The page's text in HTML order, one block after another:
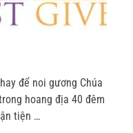
để noi gương Chúa
hoang địa 40 đêm
tiện …